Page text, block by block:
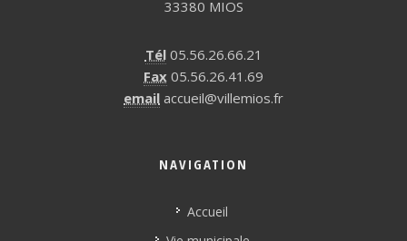
33380 MIOS
Tél05.56.26.66.21
Fax 05.56.26.41.69
email accueil@villemios.fr
NAVIGATION
Accueil